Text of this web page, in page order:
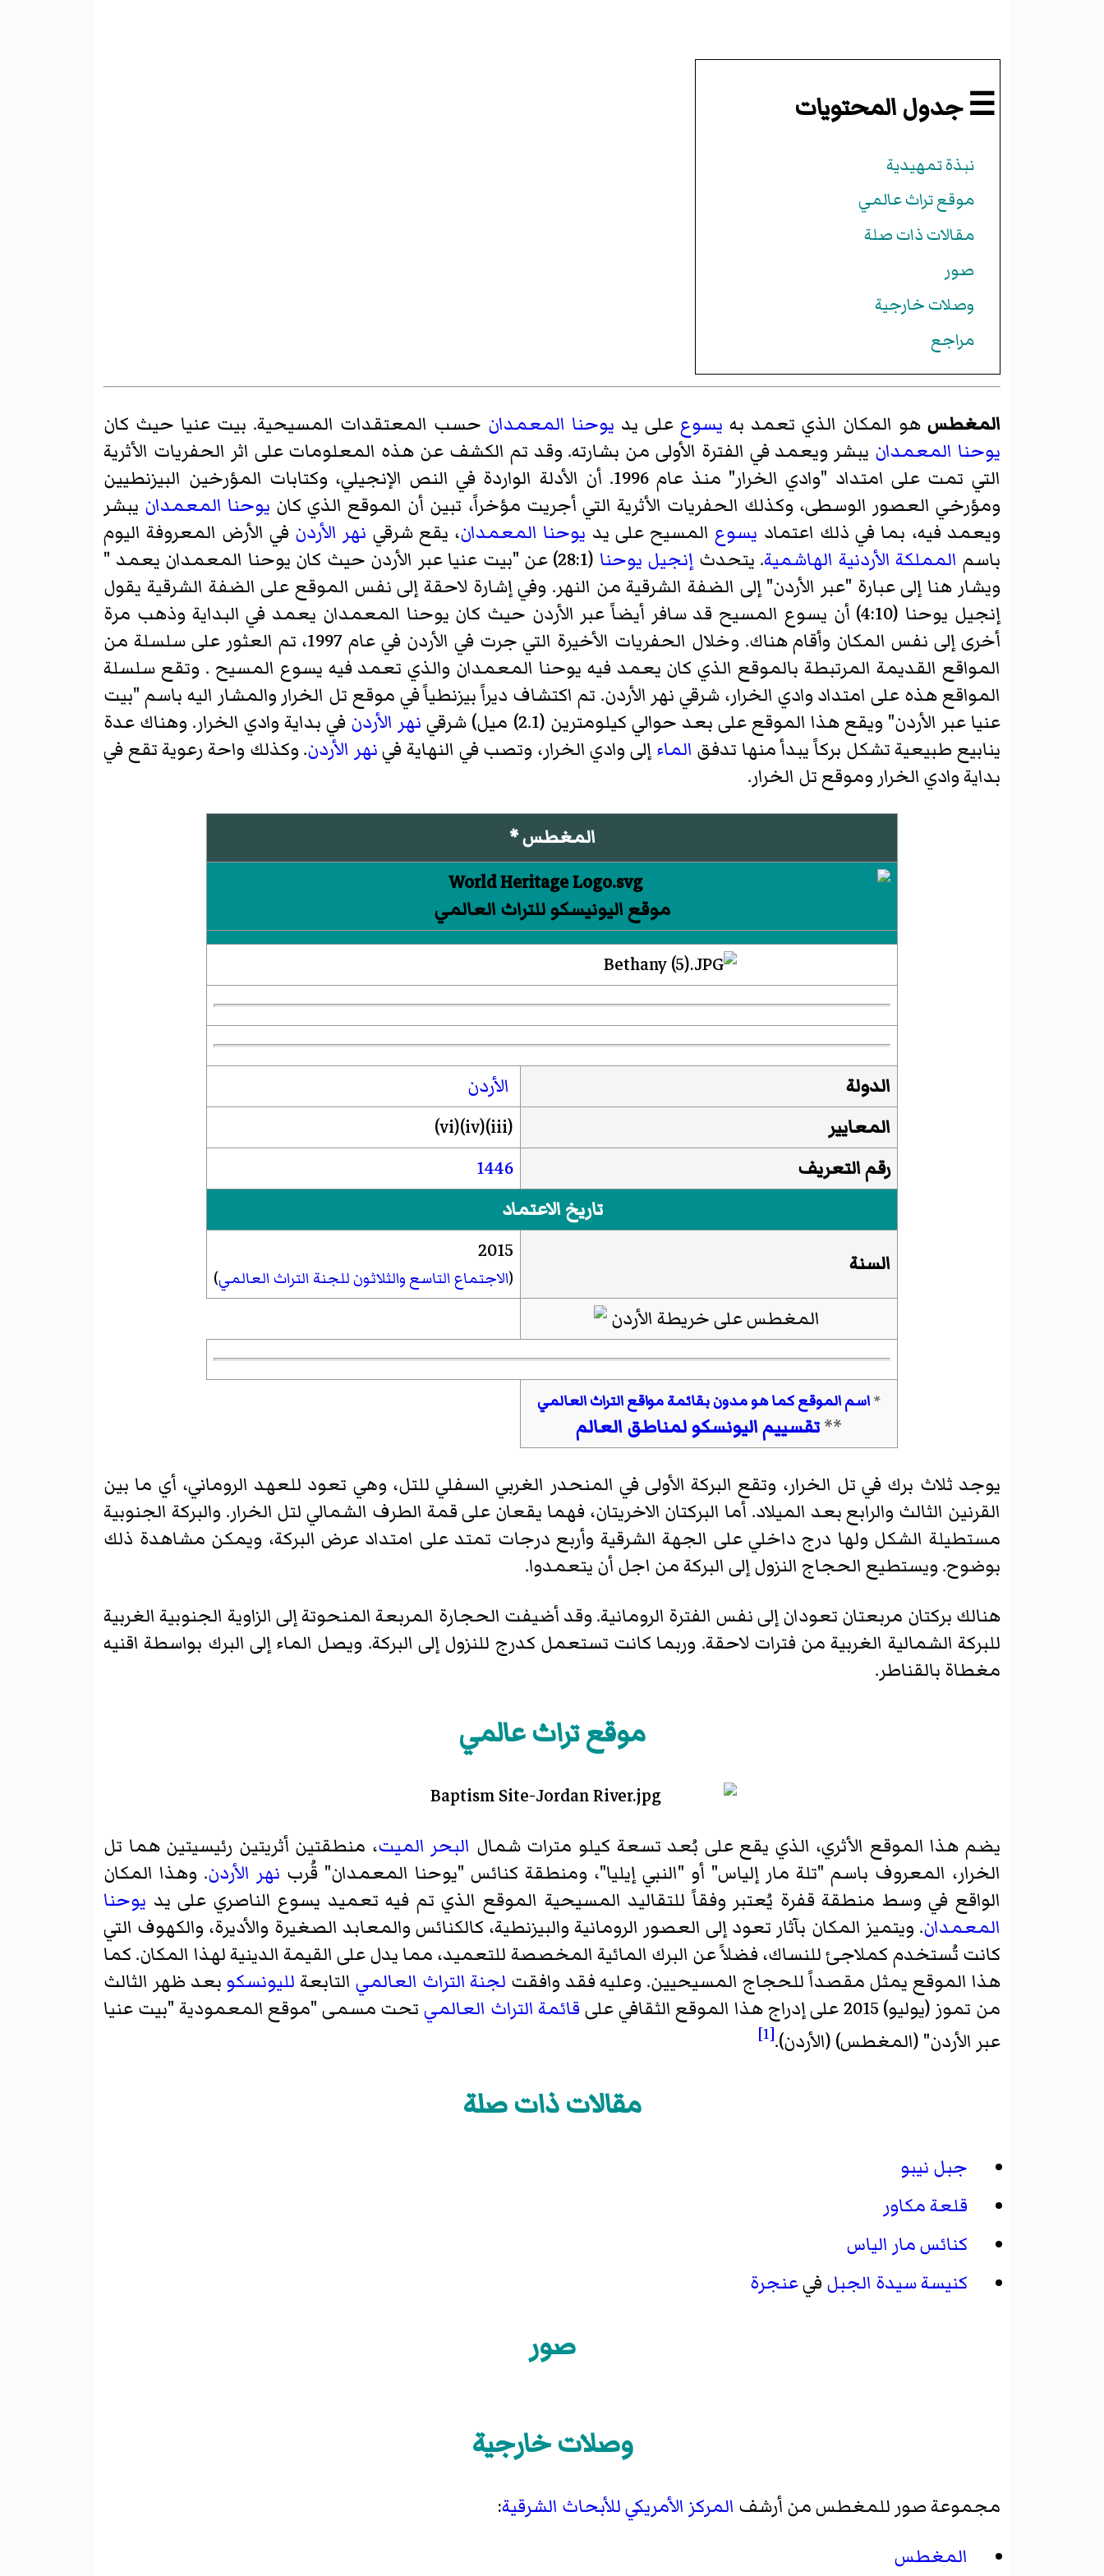
☰ جدول المحتويات
نبذة تمهيدية
موقع تراث عالمي
مقالات ذات صلة
صور
وصلات خارجية
مراجع
المغطس هو المكان الذي تعمد به يسوع على يد يوحنا المعمدان حسب المعتقدات المسيحية. بيت عنيا حيث كان
يوحنا المعمدان يبشر ويعمد في الفترة الأولى من بشارته. وقد تم الكشف عن هذه المعلومات على اثر الحفريات الأثرية
التي تمت على امتداد "وادي الخرار" منذ عام 1996. أن الأدلة الواردة في النص الإنجيلي، وكتابات المؤرخين البيزنطيين
ومؤرخي العصور الوسطى، وكذلك الحفريات الأثرية التي أجريت مؤخراً، تبين أن الموقع الذي كان يوحنا المعمدان يبشر
ويعمد فيه، بما في ذلك اعتماد يسوع المسيح على يد يوحنا المعمدان، يقع شرقي نهر الأردن في الأرض المعروفة اليوم
باسم المملكة الأردنية الهاشمية. يتحدث إنجيل يوحنا
(28:1) عن "بيت عنيا عبر الأردن حيث كان يوحنا المعمدان يعمد "
ويشار هنا إلى عبارة "عبر الأردن" إلى الضفة الشرقية من النهر. وفي إشارة لاحقة إلى نفس الموقع على الضفة الشرقية يقول
إنجيل يوحنا (4:10) أن يسوع المسيح قد سافر أيضاً عبر الأردن حيث كان يوحنا المعمدان يعمد في البداية وذهب مرة
أخرى إلى نفس المكان وأقام هناك. وخلال الحفريات الأخيرة التي جرت في الأردن في عام 1997، تم العثور على سلسلة من
المواقع القديمة المرتبطة بالموقع الذي كان يعمد فيه يوحنا المعمدان والذي تعمد فيه يسوع المسيح . وتقع سلسلة
المواقع هذه على امتداد وادي الخرار، شرقي نهر الأردن. تم اكتشاف ديراً بيزنطياً في موقع تل الخرار والمشار اليه باسم "بيت
عنيا عبر الأردن" ويقع هذا الموقع على بعد حوالي كيلومترين (2.1) ميل) شرقي
نهر الأردن في بداية وادي الخرار. وهناك عدة
ينابيع طبيعية تشكل بركاً يبدأ منها تدفق الماء إلى وادي الخرار، وتصب في النهاية فينهر الأردن. وكذلك واحة رعوية تقع في
بداية وادي الخرار وموقع تل الخرار.
المغطس *
موقع اليونيسكو للتراث العالمي
الدولة
الأردن
المعايير
(iii)(iv)(vi)
رقم التعريف
1446
تاريخ الاعتماد
السنة
2015
(الاجتماع التاسع والثلاثونللجنة التراث العالمي)
*اسم الموقع كما هو مدون بقائمة مواقع التراث العالمي
**تقسييم اليونسكو لمناطق العالم
يوجد ثلاث برك في تل الخرار، وتقع البركة الأولى في المنحدر الغربي السفلي للتل، وهي تعود للعهد الروماني، أي ما بين
القرنين الثالث والرابع بعد الميلاد. أما البركتان الاخريتان، فهما يقعان على قمة الطرف الشمالي لتل الخرار. والبركة الجنوبية
مستطيلة الشكل ولها درج داخلي على الجهة الشرقية وأربع درجات تمتد على امتداد عرض البركة، ويمكن مشاهدة ذلك
بوضوح. ويستطيع الحجاج النزول إلى البركة من اجل أن يتعمدوا.
هنالك بركتان مربعتان تعودان إلى نفس الفترة الرومانية. وقد أضيفت الحجارة المربعة المنحوتة إلى الزاوية الجنوبية الغربية
للبركة الشمالية الغربية من فترات لاحقة. وربما كانت تستعمل كدرج للنزول إلى البركة. ويصل الماء إلى البرك بواسطة اقنيه
مغطاة بالقناطر.
موقع تراث عالمي
يضم هذا الموقع الأثري، الذي يقع على بُعد تسعة كيلو مترات شمال البحر الميت، منطقتين أثريتين رئيسيتين هما تل
الخرار، المعروف باسم "تلة مار إلياس" أو "النبي إيليا"، ومنطقة كنائس "يوحنا المعمدان" قُرب نهر الأردن. وهذا المكان
الواقع في وسط منطقة قفرة يُعتبر وفقاً للتقاليد المسيحية الموقع الذي تم فيه تعميد يسوع الناصري على يد يوحنا
المعمدان. ويتميز المكان بآثار تعود إلى العصور الرومانية والبيزنطية، كالكنائس والمعابد الصغيرة والأديرة، والكهوف التي
كانت تُستخدم كملاجئ للنساك، فضلاً عن البرك المائية المخصصة للتعميد، مما يدل على القيمة الدينية لهذا المكان. كما
هذا الموقع يمثل مقصداً للحجاج المسيحيين. وعليه فقد وافقت لجنة التراث العالمي التابعة لليونسكو بعد ظهر الثالث
من تموز (يوليو) 2015 على إدراج هذا الموقع الثقافي على
قائمة التراث العالميتحت مسمى "موقع المعمودية "بيت عنيا
عبر الأردن" (المغطس) (الأردن).[1]
مقالات ذات صلة
جبل نيبو
قلعة مكاور
كنائس مار الياس
كنيسة سيدة الجبل فيعنجرة
صور
وصلات خارجية
مجموعة صور للمغطس من أرشف المركز الأمريكي للأبحاث الشرقية:
المغطس